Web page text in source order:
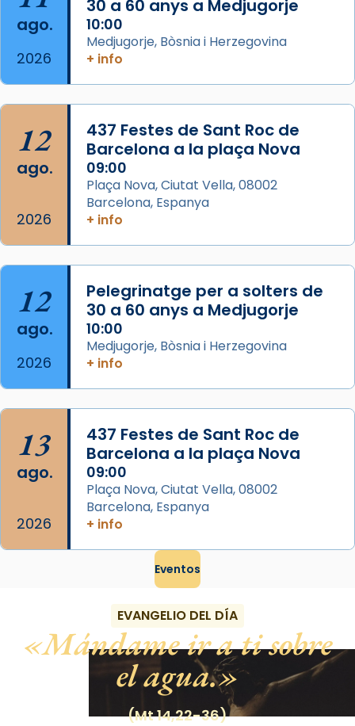
Arquebisbat de Barcelona
2 weeks ago
Acompanyant la història de sant Cugat, a
partir de l’Edat Mitjana sorgeix la tradició
que les santes Juliana (“relatiu a Júlia”) i
Semproniana (“relatiu a Semprònia =
eterna”) són deixebles seves. I l’any 1667, el
frare Joan Gaspar Roig, afirma en una obra
que les santes són filles de l’antiga Iluro.
Mataró en reivindicarà les relíq
Foto
View on Facebook ·
ago.
2026
30 a 60 anys a Medjugorje
10:00
Medjugorje, Bòsnia i Herzegovina
+ info
12
ago.
2026
437 Festes de Sant Roc de
Barcelona a la plaça Nova
09:00
Plaça Nova, Ciutat Vella, 08002
Barcelona, Espanya
+ info
12
ago.
2026
Pelegrinatge per a solters de
30 a 60 anys a Medjugorje
10:00
Medjugorje, Bòsnia i Herzegovina
+ info
13
ago.
2026
437 Festes de Sant Roc de
Barcelona a la plaça Nova
09:00
Plaça Nova, Ciutat Vella, 08002
Barcelona, Espanya
+ info
Eventos
EVANGELIO DEL DÍA
Mándame ir a ti sobre
el agua.
(Mt 14,22-36)